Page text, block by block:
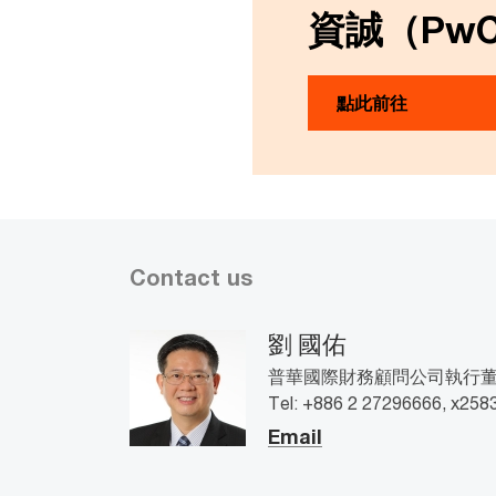
資誠（
點此前往
Contact us
劉 國佑
普華國際財務顧問公司執行
Tel: +886 2 27296666,
Email